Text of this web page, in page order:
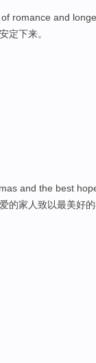
of romance and
安定下来。
and the best
的家人致以最美好的